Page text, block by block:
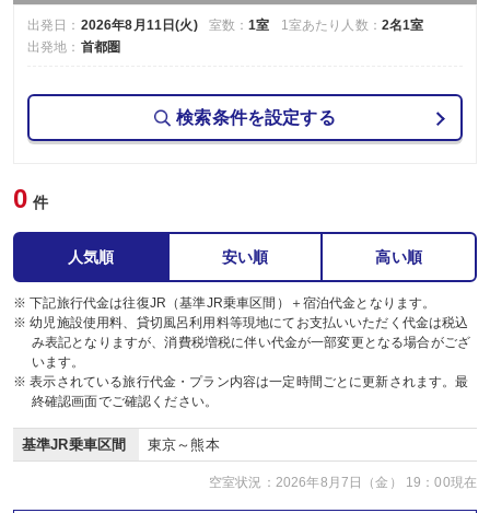
出発日： 2026年8月11日(火) 室数：1室 1室あたり人数： 2名1室
出発地： 首都圏
検索条件を設定する
0 件
人気順 安い順 高い順
※ 下記旅行代金は往復JR（基準JR乗車区間）＋宿泊代金となります。
※ 幼児施設使用料、貸切風呂利用料等現地にてお支払いいただく代金は税込
み表記となりますが、消費税増税に伴い代金が一部変更となる場合がござ
います。
※ 表示されている旅行代金・プラン内容は一定時間ごとに更新されます。最
終確認画面でご確認ください。
基準JR乗車区間 東京～熊本
空室状況：2026年8月7日（金） 19：00現在